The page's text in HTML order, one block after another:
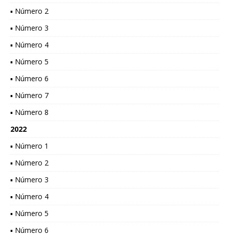
▪ Número 2
▪ Número 3
▪ Número 4
▪ Número 5
▪ Número 6
▪ Número 7
▪ Número 8
2022
▪ Número 1
▪ Número 2
▪ Número 3
▪ Número 4
▪ Número 5
▪ Número 6